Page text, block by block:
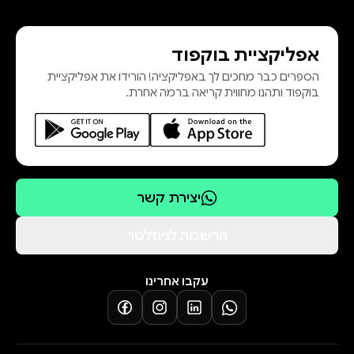
המלחמות."מיכה בן-ארי, "קופסטה",
אגדת צנחנים, שלחם בשורות החטיבה
אפליקציית בוקפוד
הספרים כבר מחכים לך באפליקציה! הורידו את אפליקציית
בוקפוד ותהנו מחווית קריאה ברמה אחרת.
יצירת קשר
עקבו אחרינו